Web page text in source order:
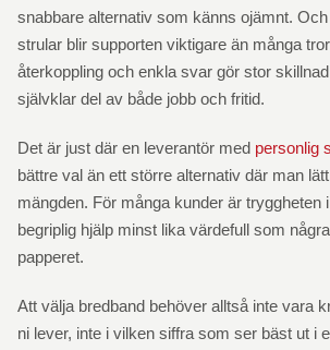
snabbare alternativ som känns ojämnt.
strular blir supporten viktigare än många
återkoppling och enkla svar gör stor
självklar del av både jobb och fritid.
Det är just där en leverantör med personlig
bättre val än ett större alternativ där man
mängden. För många kunder är tryggheten
begriplig hjälp minst lika värdefull som
papperet.
Att välja bredband behöver alltså inte vara
ni lever, inte i vilken siffra som ser bäst ut i